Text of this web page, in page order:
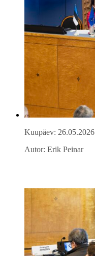
Kuupäev: 26.05.2026
Autor: Erik Peinar